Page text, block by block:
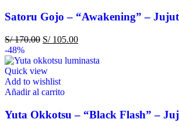
Satoru Gojo – “Awakening” –
S/170.00 S/105.00
-48%
Quick view
Add to wishlist
Añadir al carrito
Yuta Okkotsu – “Black Flash” –